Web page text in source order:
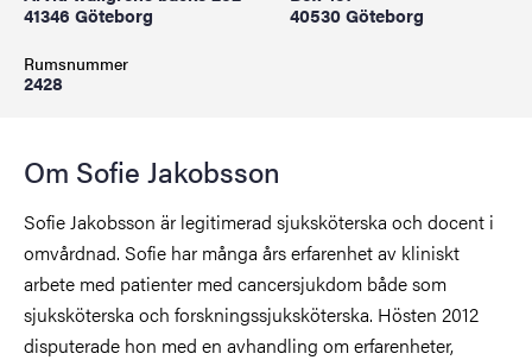
41346 Göteborg
Rumsnummer
2428
40530 Göteborg
Om Sofie Jakobsson
Sofie Jakobsson är legitimerad sjuksköterska och docent i
omvårdnad. Sofie har många års erfarenhet av kliniskt
arbete med patienter med cancersjukdom både som
sjuksköterska och forskningssjuksköterska. Hösten 2012
disputerade hon med en avhandling om erfarenheter,